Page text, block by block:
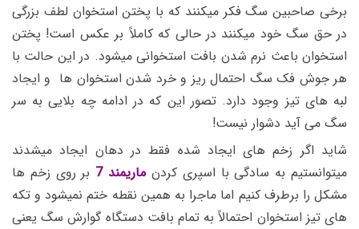
برخی صاحبین سگ فکر میکنند که با پختن استخوان لطف بزرگی
در حق سگ خود میکنند در حالی که کاملاً بر عکس است! پختن
استخوان باعث نرم شدن بافت استخوانی میشود. در این حالت با
هر جوش فک سگ احتمال ریز و خرد شدن استخوان ها و ایجاد
لبه های تیز وجود دارد. تصور این که در ادامه چه بلایی به سر
سگ می آید دشوار نیست!
شاید اگر زخم های ایجاد شده فقط در دهان ایجاد میشدند
میتوانستیم به سادگی با اسپری کردن ماریمند 7
بر روی زخم ها
مشکل را برطرف کنیم اما ماجرا به همین نقطه ختم نمیشود و تکه
های تیز استخوان احتمالاً به تمام بافت دستگاه گوارش سگ یعنی